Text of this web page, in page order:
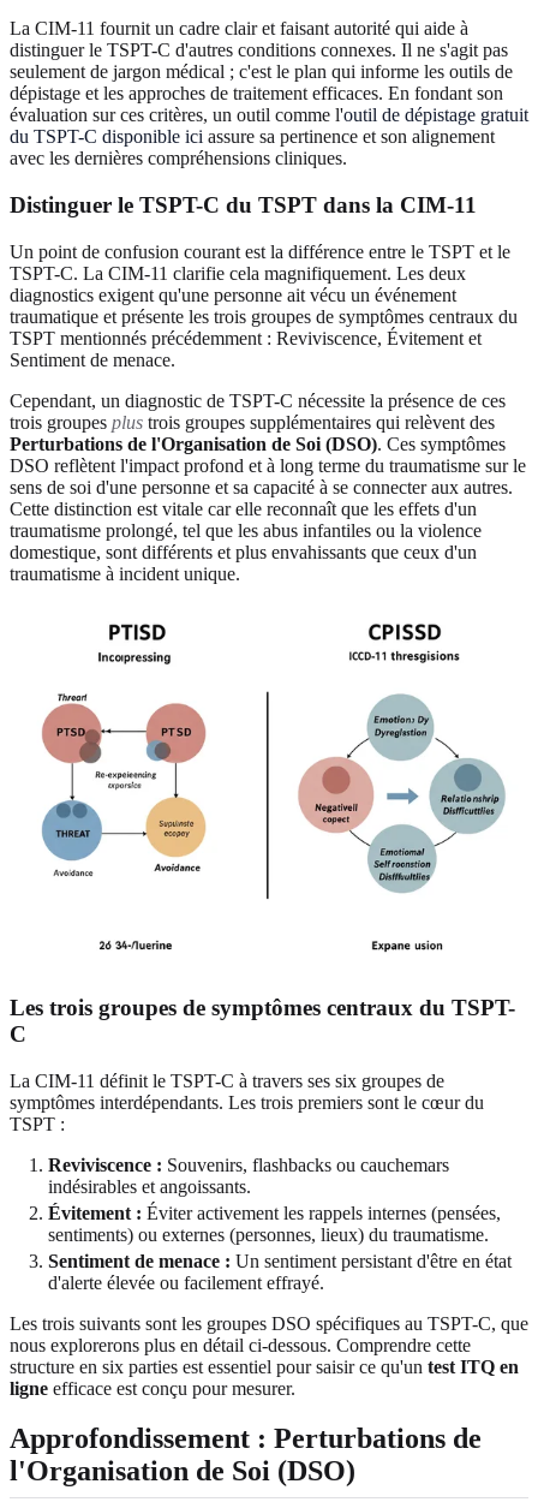
La CIM-11 fournit un cadre clair et faisant autorité qui aide à
distinguer le TSPT-C d'autres conditions connexes. Il ne s'agit pas
seulement de jargon médical ; c'est le plan qui informe les outils de
dépistage et les approches de traitement efficaces. En fondant son
évaluation sur ces critères, un outil comme l'outil de dépistage gratuit
du TSPT-C disponible ici assure sa pertinence et son alignement
avec les dernières compréhensions cliniques.
Distinguer le TSPT-C du TSPT dans la CIM-11
Un point de confusion courant est la différence entre le TSPT et le
TSPT-C. La CIM-11 clarifie cela magnifiquement. Les deux
diagnostics exigent qu'une personne ait vécu un événement
traumatique et présente les trois groupes de symptômes centraux du
TSPT mentionnés précédemment : Reviviscence, Évitement et
Sentiment de menace.
Cependant, un diagnostic de TSPT-C nécessite la présence de ces
trois groupes plus trois groupes supplémentaires qui relèvent des
Perturbations de l'Organisation de Soi (DSO). Ces symptômes
DSO reflètent l'impact profond et à long terme du traumatisme sur le
sens de soi d'une personne et sa capacité à se connecter aux autres.
Cette distinction est vitale car elle reconnaît que les effets d'un
traumatisme prolongé, tel que les abus infantiles ou la violence
domestique, sont différents et plus envahissants que ceux d'un
traumatisme à incident unique.
Les trois groupes de symptômes centraux du TSPT-
C
La CIM-11 définit le TSPT-C à travers ses six groupes de
symptômes interdépendants. Les trois premiers sont le cœur du
TSPT :
Reviviscence : Souvenirs, flashbacks ou cauchemars
indésirables et angoissants.
Évitement : Éviter activement les rappels internes (pensées,
sentiments) ou externes (personnes, lieux) du traumatisme.
Sentiment de menace : Un sentiment persistant d'être en état
d'alerte élevée ou facilement effrayé.
Les trois suivants sont les groupes DSO spécifiques au TSPT-C, que
nous explorerons plus en détail ci-dessous. Comprendre cette
structure en six parties est essentiel pour saisir ce qu'un test ITQ en
ligne efficace est conçu pour mesurer.
Approfondissement : Perturbations de
l'Organisation de Soi (DSO)